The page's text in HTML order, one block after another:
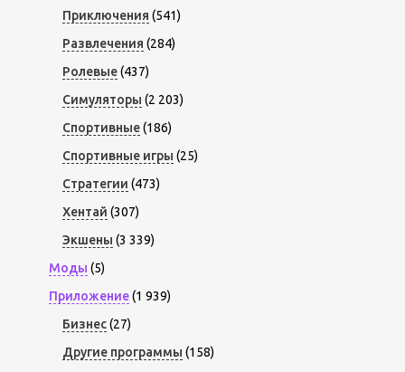
Приключения (541)
Развлечения (284)
Ролевые(437)
Симуляторы (2 203)
Спортивные(186)
Спортивные игры (25)
Стратегии (473)
Хентай (307)
Экшены (3 339)
Моды (5)
Приложение(1 939)
Бизнес(27)
Другие программы (158)